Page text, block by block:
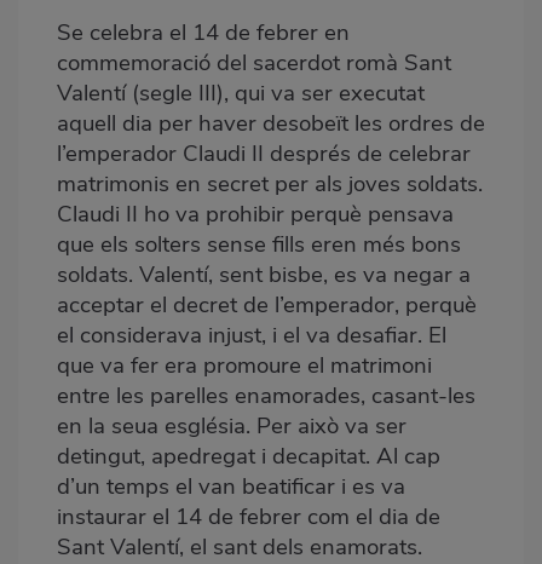
Se celebra el 14 de febrer en
commemoració del sacerdot romà Sant
Valentí (segle III), qui va ser executat
aquell dia per haver desobeït les ordres de
l’emperador Claudi II després de celebrar
matrimonis en secret per als joves soldats.
Claudi II ho va prohibir perquè pensava
que els solters sense fills eren més bons
soldats. Valentí, sent bisbe, es va negar a
acceptar el decret de l’emperador, perquè
el considerava injust, i el va desafiar. El
que va fer era promoure el matrimoni
entre les parelles enamorades, casant-les
en la seua església. Per això va ser
detingut, apedregat i decapitat. Al cap
d’un temps el van beatificar i es va
instaurar el 14 de febrer com el dia de
Sant Valentí, el sant dels enamorats.